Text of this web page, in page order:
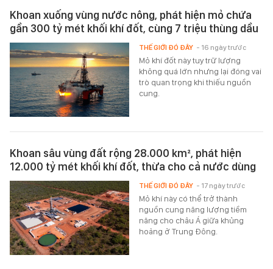
Khoan xuống vùng nước nông, phát hiện mỏ chứa
gần 300 tỷ mét khối khí đốt, cùng 7 triệu thùng dầu
Mỏ khí đốt này tuy trữ lượng
không quá lớn nhưng lại đóng vai
trò quan trọng khi thiếu nguồn
cung.
THẾ GIỚI ĐÓ ĐÂY - 16 ngày trước
Khoan sâu vùng đất rộng 28.000 km², phát hiện
12.000 tỷ mét khối khí đốt, thừa cho cả nước dùng
Mỏ khí này có thể trở thành
nguồn cung năng lượng tiềm
năng cho châu Á giữa khủng
hoảng ở Trung Đông.
THẾ GIỚI ĐÓ ĐÂY - 17 ngày trước